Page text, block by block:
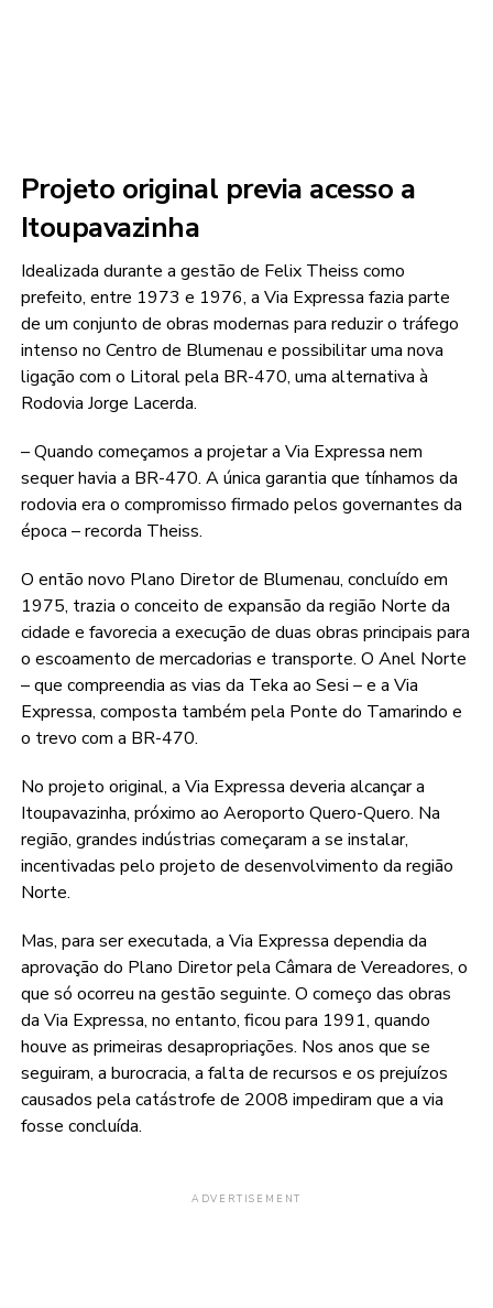
Projeto original previa acesso a
Itoupavazinha
Idealizada durante a gestão de Felix Theiss como
prefeito, entre 1973 e 1976, a Via Expressa fazia parte
de um conjunto de obras modernas para reduzir o tráfego
intenso no Centro de Blumenau e possibilitar uma nova
ligação com o Litoral pela BR-470, uma alternativa à
Rodovia Jorge Lacerda.
– Quando começamos a projetar a Via Expressa nem
sequer havia a BR-470. A única garantia que tínhamos da
rodovia era o compromisso firmado pelos governantes da
época – recorda Theiss.
O então novo Plano Diretor de Blumenau, concluído em
1975, trazia o conceito de expansão da região Norte da
cidade e favorecia a execução de duas obras principais para
o escoamento de mercadorias e transporte. O Anel Norte
– que compreendia as vias da Teka ao Sesi – e a Via
Expressa, composta também pela Ponte do Tamarindo e
o trevo com a BR-470.
No projeto original, a Via Expressa deveria alcançar a
Itoupavazinha, próximo ao Aeroporto Quero-Quero. Na
região, grandes indústrias começaram a se instalar,
incentivadas pelo projeto de desenvolvimento da região
Norte.
Mas, para ser executada, a Via Expressa dependia da
aprovação do Plano Diretor pela Câmara de Vereadores, o
que só ocorreu na gestão seguinte. O começo das obras
da Via Expressa, no entanto, ficou para 1991, quando
houve as primeiras desapropriações. Nos anos que se
seguiram, a burocracia, a falta de recursos e os prejuízos
causados pela catástrofe de 2008 impediram que a via
fosse concluída.
ADVERTISEMENT